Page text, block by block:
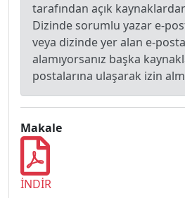
tarafından açık
Dizinde sorumlu yazar e-
veya dizinde yer alan e-
alamıyorsanız başka
postalarına ulaşarak izin
Makale
İNDİR